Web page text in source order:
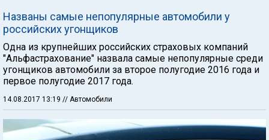
Названы самые непопулярные автомобили у
российских угонщиков
Одна из крупнейших российских страховых компаний
"Альфастрахование" назвала самые непопулярные среди
угонщиков автомобили за второе полугодие 2016 года и
первое полугодие 2017 года.
14.08.2017 13:19 // Автомобили